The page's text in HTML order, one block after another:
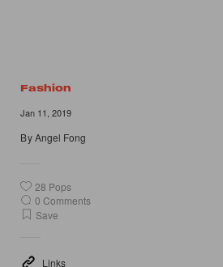
Fashion
Jan 11, 2019
ByAngel Fong
28 Pops
0 Comments
Save
Links